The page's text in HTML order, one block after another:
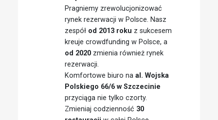
Pragniemy zrewolucjonizować
rynek rezerwacji w Polsce. Nasz
zespół od 2013 roku z sukcesem
kreuje crowdfunding w Polsce, a
od 2020 zmienia również rynek
rezerwacji.
Komfortowe biuro naal. Wojska
Polskiego 66/6 w Szczecinie
przyciąga nie tylko czorty.
Zmieniaj codzienność 30